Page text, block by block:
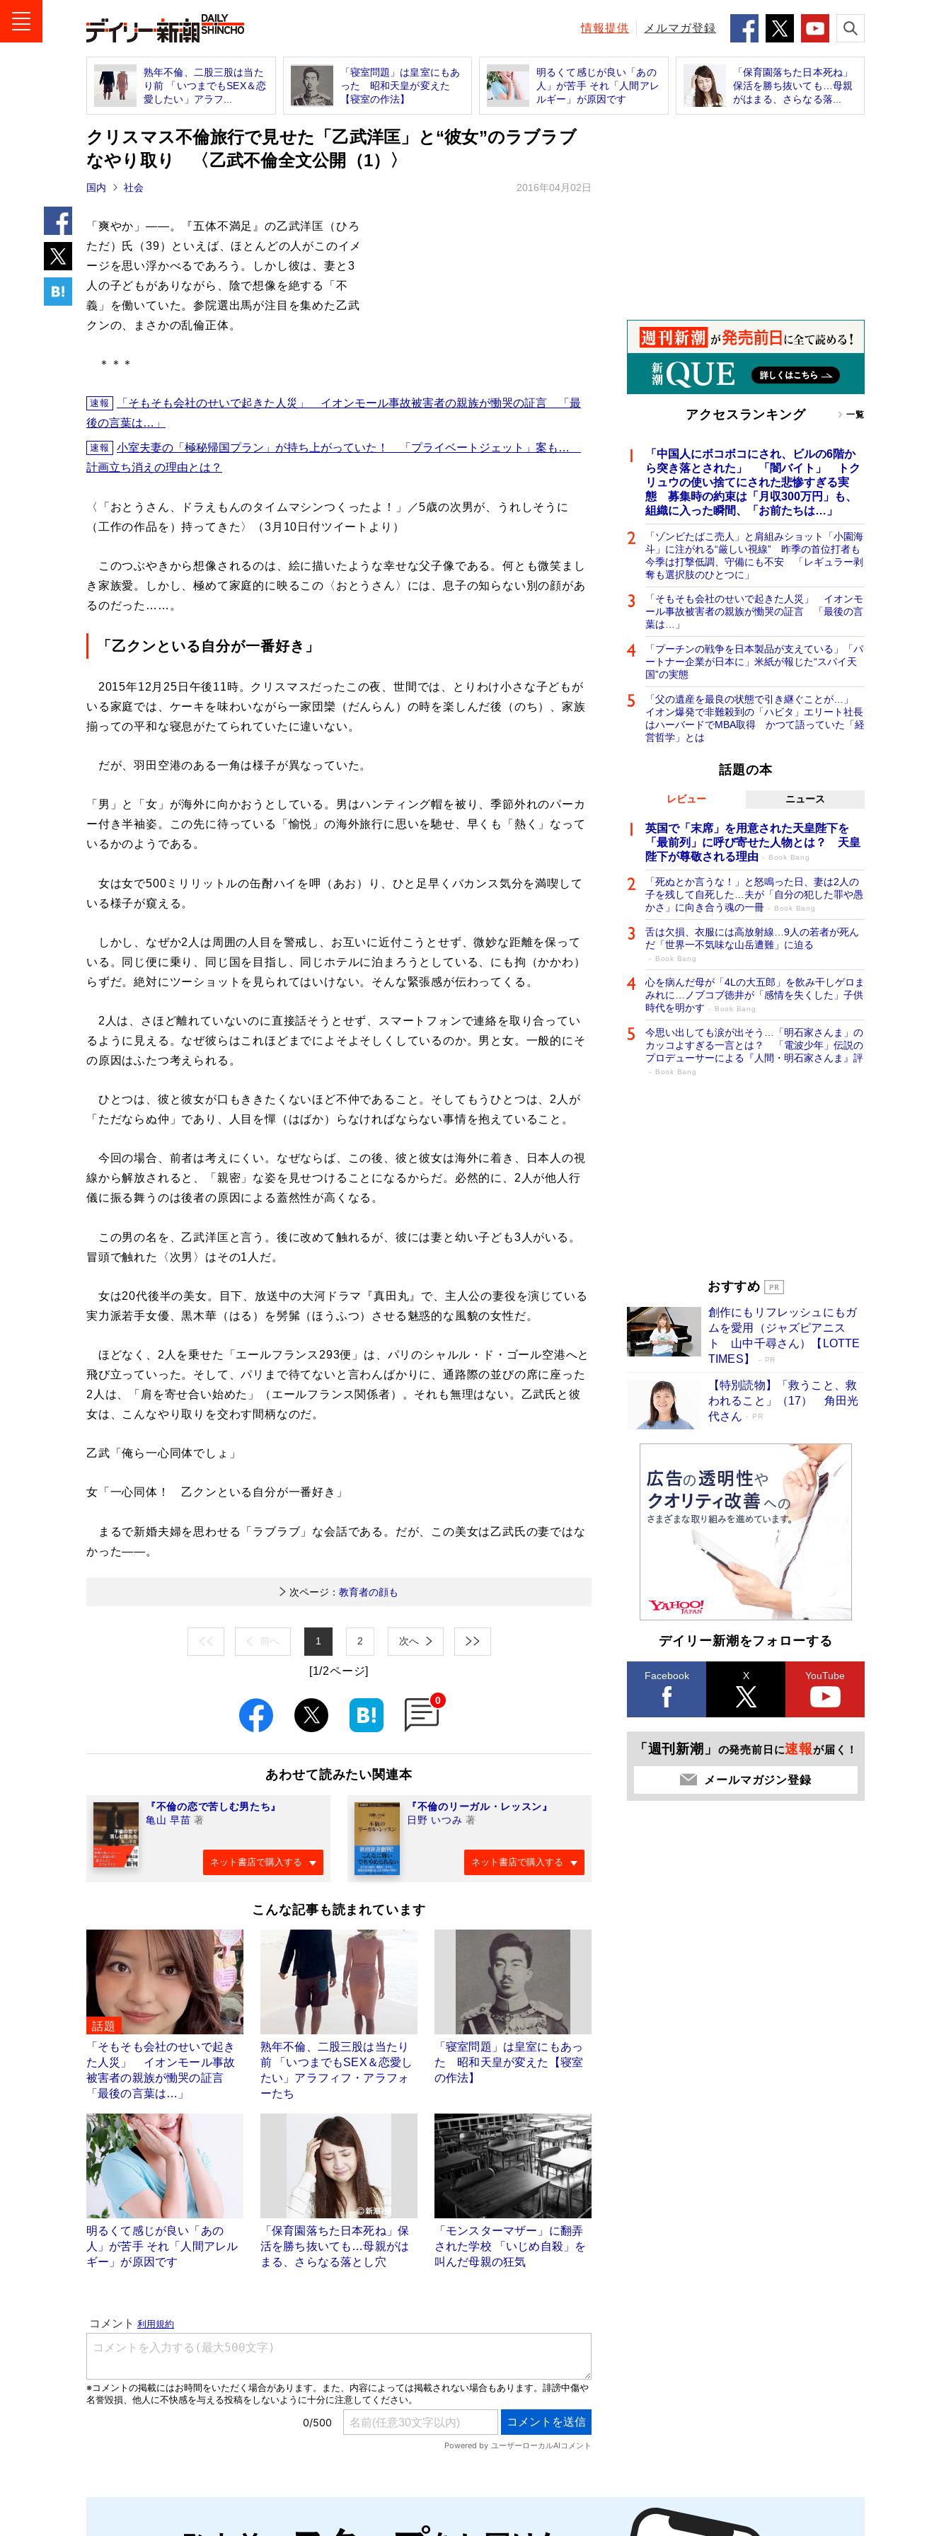
情報提供 メルマガ登録
熟年不倫、二股三股は当た
り前 「いつまでもSEX＆恋
愛したい」アラフ...
「寝室問題」は皇室にもあ
った 昭和天皇が変えた
【寝室の作法】
明るくて感じが良い「あの
人」が苦手 それ「人間アレ
ルギー」が原因です
「保育園落ちた日本死ね」
保活を勝ち抜いても…母親
がはまる、さらなる落...
クリスマス不倫旅行で見せた「乙武洋匡」と“彼女”のラブラブ
なやり取り 〈乙武不倫全文公開（1）〉
国内 社会 2016年04月02日
「爽やか」――。『五体不満足』の乙武洋匡（ひろ
ただ）氏（39）といえば、ほとんどの人がこのイメ
ージを思い浮かべるであろう。しかし彼は、妻と3
人の子どもがありながら、陰で想像を絶する「不
義」を働いていた。参院選出馬が注目を集めた乙武
クンの、まさかの乱倫正体。
＊＊＊
速報
「そもそも会社のせいで起きた人災」 イオンモール事故被害者の親族が慟哭の証言 「最
後の言葉は…」
速報
小室夫妻の「極秘帰国プラン」が持ち上がっていた！ 「プライベートジェット」案も…
計画立ち消えの理由とは？
〈「おとうさん、ドラえもんのタイムマシンつくったよ！」／5歳の次男が、うれしそうに
（工作の作品を）持ってきた〉（3月10日付ツイートより）
このつぶやきから想像されるのは、絵に描いたような幸せな父子像である。何とも微笑まし
き家族愛。しかし、極めて家庭的に映るこの〈おとうさん〉には、息子の知らない別の顔があ
るのだった……。
「乙クンといる自分が一番好き」
2015年12月25日午後11時。クリスマスだったこの夜、世間では、とりわけ小さな子どもが
いる家庭では、ケーキを味わいながら一家団欒（だんらん）の時を楽しんだ後（のち）、家族
揃っての平和な寝息がたてられていたに違いない。
だが、羽田空港のある一角は様子が異なっていた。
「男」と「女」が海外に向かおうとしている。男はハンティング帽を被り、季節外れのパーカ
ー付き半袖姿。この先に待っている「愉悦」の海外旅行に思いを馳せ、早くも「熱く」なって
いるかのようである。
女は女で500ミリリットルの缶酎ハイを呷（あお）り、ひと足早くバカンス気分を満喫して
いる様子が窺える。
しかし、なぜか2人は周囲の人目を警戒し、お互いに近付こうとせず、微妙な距離を保って
いる。同じ便に乗り、同じ国を目指し、同じホテルに泊まろうとしている、にも拘（かかわ）
らずだ。絶対にツーショットを見られてはいけない。そんな緊張感が伝わってくる。
2人は、さほど離れていないのに直接話そうとせず、スマートフォンで連絡を取り合ってい
るように見える。なぜ彼らはこれほどまでによそよそしくしているのか。男と女。一般的にそ
の原因はふたつ考えられる。
ひとつは、彼と彼女が口もききたくないほど不仲であること。そしてもうひとつは、2人が
「ただならぬ仲」であり、人目を憚（はばか）らなければならない事情を抱えていること。
今回の場合、前者は考えにくい。なぜならば、この後、彼と彼女は海外に着き、日本人の視
線から解放されると、「親密」な姿を見せつけることになるからだ。必然的に、2人が他人行
儀に振る舞うのは後者の原因による蓋然性が高くなる。
この男の名を、乙武洋匡と言う。後に改めて触れるが、彼には妻と幼い子ども3人がいる。
冒頭で触れた〈次男〉はその1人だ。
女は20代後半の美女。目下、放送中の大河ドラマ『真田丸』で、主人公の妻役を演じている
実力派若手女優、黒木華（はる）を髣髴（ほうふつ）させる魅惑的な風貌の女性だ。
ほどなく、2人を乗せた「エールフランス293便」は、パリのシャルル・ド・ゴール空港へと
飛び立っていった。そして、パリまで待てないと言わんばかりに、通路際の並びの席に座った
2人は、「肩を寄せ合い始めた」（エールフランス関係者）。それも無理はない。乙武氏と彼
女は、こんなやり取りを交わす間柄なのだ。
乙武「俺ら一心同体でしょ」
女「一心同体！ 乙クンといる自分が一番好き」
まるで新婚夫婦を思わせる「ラブラブ」な会話である。だが、この美女は乙武氏の妻ではな
かった――。
次ページ： 教育者の顔も
前へ 1 2 次へ
[1/2ページ]
0
あわせて読みたい関連本
『不倫の恋で苦しむ男たち』
亀山 早苗 著
ネット書店で購入する
『不倫のリーガル・レッスン』
日野 いつみ 著
ネット書店で購入する
こんな記事も読まれています
話題
「そもそも会社のせいで起き
た人災」 イオンモール事故
被害者の親族が慟哭の証言
「最後の言葉は…」
熟年不倫、二股三股は当たり
前 「いつまでもSEX＆恋愛し
たい」アラフィフ・アラフォ
ーたち
「寝室問題」は皇室にもあっ
た 昭和天皇が変えた【寝室
の作法】
明るくて感じが良い「あの
人」が苦手 それ「人間アレル
ギー」が原因です
「保育園落ちた日本死ね」保
活を勝ち抜いても…母親がは
まる、さらなる落とし穴
「モンスターマザー」に翻弄
された学校 「いじめ自殺」を
叫んだ母親の狂気
アクセスランキング 一覧
「中国人にボコボコにされ、ビルの6階か
ら突き落とされた」 「闇バイト」 トク
リュウの使い捨てにされた悲惨すぎる実
態 募集時の約束は「月収300万円」も、
組織に入った瞬間、「お前たちは…」
「ゾンビたばこ売人」と肩組みショット「小園海
斗」に注がれる“厳しい視線” 昨季の首位打者も
今季は打撃低調、守備にも不安 「レギュラー剥
奪も選択肢のひとつに」
「そもそも会社のせいで起きた人災」 イオンモ
ール事故被害者の親族が慟哭の証言 「最後の言
葉は…」
「プーチンの戦争を日本製品が支えている」「パ
ートナー企業が日本に」米紙が報じた“スパイ天
国”の実態
「父の遺産を最良の状態で引き継ぐことが…」
イオン爆発で非難殺到の「ハビタ」エリート社長
はハーバードでMBA取得 かつて語っていた「経
営哲学」とは
話題の本
レビュー ニュース
英国で「末席」を用意された天皇陛下を
「最前列」に呼び寄せた人物とは？ 天皇
陛下が尊敬される理由
Book Bang
「死ぬとか言うな！」と怒鳴った日、妻は2人の
子を残して自死した…夫が「自分の犯した罪や愚
かさ」に向き合う魂の一冊
Book Bang
舌は欠損、衣服には高放射線…9人の若者が死ん
だ「世界一不気味な山岳遭難」に迫る
Book Bang
心を病んだ母が「4Lの大五郎」を飲み干しゲロま
みれに…ノブコブ徳井が「感情を失くした」子供
時代を明かす
Book Bang
今思い出しても涙が出そう…「明石家さんま」の
カッコよすぎる一言とは？ 「電波少年」伝説の
プロデューサーによる『人間・明石家さんま』評
Book Bang
版には「宇宙で描かれたマンガ」も収録
友近氏、絶賛！ 鎌倉を舞台に、孤独を抱えた
人々が新たな一歩を踏み出す連作短篇集『海のほ
とりのプラネット』試し読み
Book Bang
おすすめ
創作にもリフレッシュにもガ
ムを愛用（ジャズピアニス
ト 山中千尋さん）【LOTTE
TIMES】
PR
【特別読物】「救うこと、救
われること」（17） 角田光
代さん
PR
デイリー新潮をフォローする
Facebook X YouTube
「週刊新潮」 の発売前日に速報が届く！
メールマガジン登録